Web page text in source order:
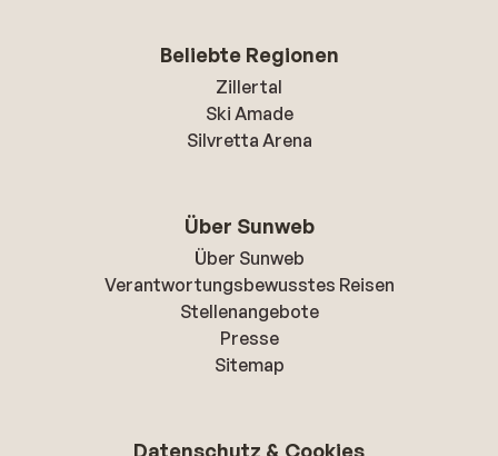
Beliebte Regionen
Zillertal
Ski Amade
Silvretta Arena
Über Sunweb
Über Sunweb
Verantwortungsbewusstes Reisen
Stellenangebote
Presse
Sitemap
Datenschutz & Cookies